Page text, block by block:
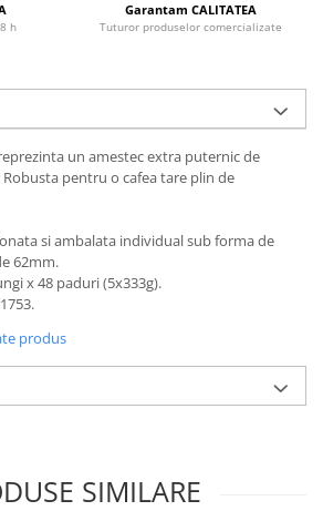
h
Garantam CALITATEA
Tuturor produselor comercializate
un amestec extra puternic de
pentru o cafea tare plin de
si ambalata individual sub forma de
62mm.
x 48 paduri (5x333g).
produs
SIMILARE